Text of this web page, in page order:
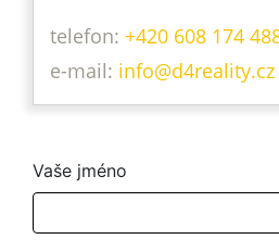
telefon: +420 608 174
info@d4reality.cz
Vaše jméno